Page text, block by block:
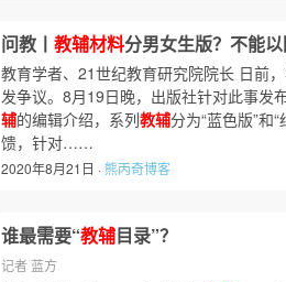
问教丨 教辅材料分男女生版？不能
教育学者、21世纪教育研究院院长 日前
发争议。8月19日晚，出版社针对此事发
辅的编辑介绍，系列教辅分为“蓝色版”和
馈，针对……
2020年8月21日 · 熊丙奇博客
谁最需要“教辅目录”？
记者 蓝方